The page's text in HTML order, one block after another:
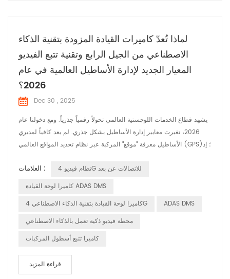
لماذا تُعدّ كاميرات القيادة المزودة بتقنية الذكاء
الاصطناعي من الجيل الرابع وتقنية تتبع الفيديو
المعيار الجديد لإدارة الأساطيل العالمية في عام
2026؟
Dec 30 , 2025
يشهد قطاع الخدمات اللوجستية العالمي تحولاً رقمياً جذرياً. ومع دخولنا عام
2026، تغيرت معايير إدارة الأساطيل بشكل جذري. لم يعد كافياً لمديري
الأساطيل معرفة "موقع" المركبة عبر نظام تحديد المواقع العالمي (GPS)؛ إذ
الفعلي. أصبح هذا التطور من التتبع التقليدي إلى تقنية الفيديو عن بعد من
العلامات :
نظام فيديو 4G للاتصالات عن بعد
كاميرا لوحة القيادة ADAS DMS
كاميرا لوحة القيادة بتقنية الذكاء الاصطناعي 4G
ADAS DMS
محطة فيديو ذكية تعمل بالذكاء الاصطناعي
كاميرا تتبع أسطول المركبات
قراءة المزيد